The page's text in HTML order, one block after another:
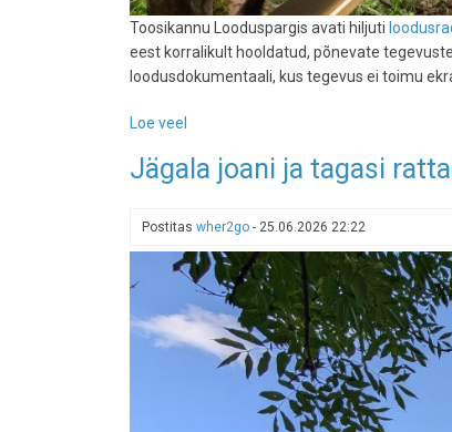
Toosikannu Looduspargis avati hiljuti
eest korralikult hooldatud, põnevate
loodusdokumentaali, kus tegevus ei toimu
Loe veel
avas
4,5-
põnev
loodusrada
Jägala joani ja tagasi
Postitas wher2go - 25.06.2026 22:22